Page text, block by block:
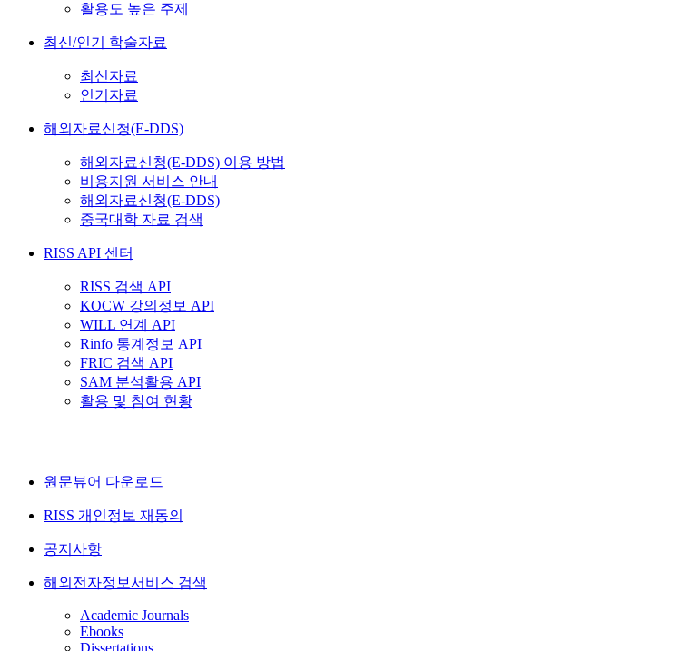
활용도 높은 주제
최신/인기 학술자료
최신자료
인기자료
해외자료신청(E-DDS)
해외자료신청(E-DDS) 이용 방법
비용지원 서비스 안내
해외자료신청(E-DDS)
중국대학 자료 검색
RISS API 센터
RISS 검색 API
KOCW 강의정보 API
WILL 연계 API
Rinfo 통계정보 API
FRIC 검색 API
SAM 분석활용 API
활용 및 참여 현황
원문뷰어 다운로드
RISS 개인정보 재동의
공지사항
해외전자정보서비스 검색
Academic Journals
Ebooks
Dissertations